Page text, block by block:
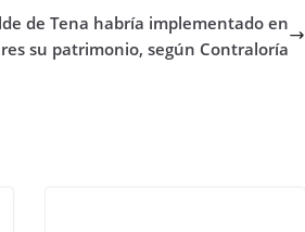
de Tena habría implementado en
su patrimonio, según Contraloría